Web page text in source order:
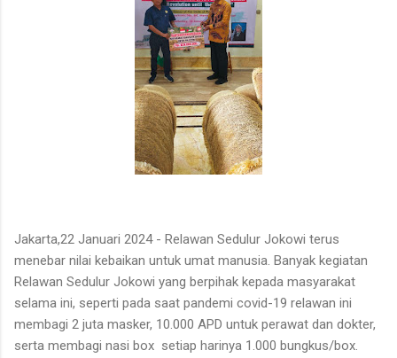
Jakarta,22 Januari 2024 - Relawan Sedulur Jokowi terus
menebar nilai kebaikan untuk umat manusia. Banyak kegiatan
Relawan Sedulur Jokowi yang berpihak kepada masyarakat
selama ini, seperti pada saat pandemi covid-19 relawan ini
membagi 2 juta masker, 10.000 APD untuk perawat dan dokter,
serta membagi nasi box setiap harinya 1.000 bungkus/box.